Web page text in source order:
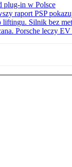
plug-in w Polsce
raport PSP
liftingu. Silnik bez
Porsche leczy